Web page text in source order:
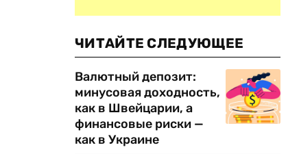
ЧИТАЙТЕ СЛЕДУЮЩЕЕ
Валютный депозит:
минусовая доходность,
как в Швейцарии, а
финансовые риски —
как в Украине